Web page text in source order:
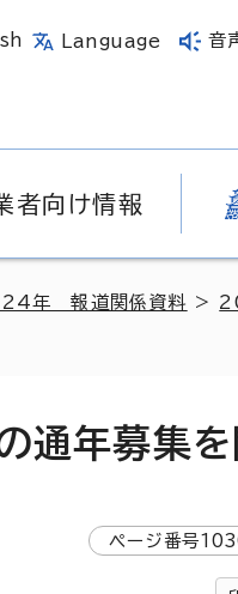
Language 音
者向け情報
年 報道関係資料 >
通年募集を
ページ番号